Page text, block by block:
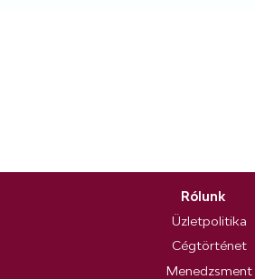
Rólunk
Üzletpolitika
Cégtörténet
Menedzsment